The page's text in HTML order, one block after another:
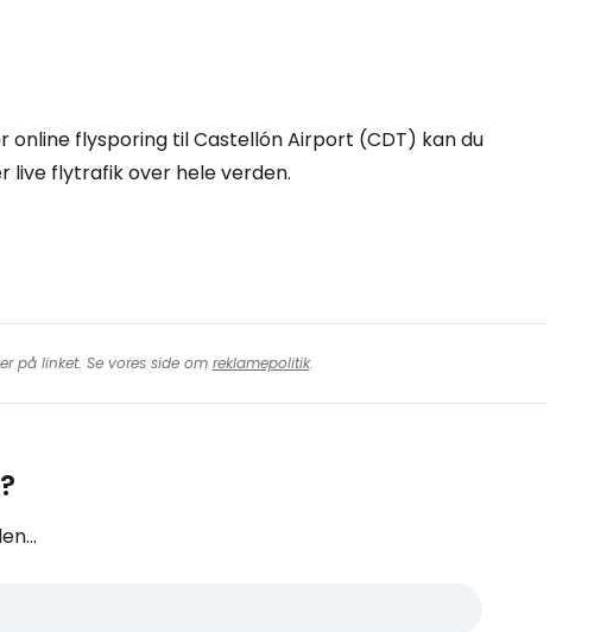
flysporing til Castellón Airport (CDT) kan du
live flytrafik over hele verden.
på linket. Se vores side om reklamepolitik.